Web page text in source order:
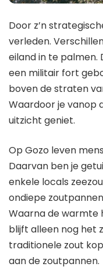
Door z’n
verleden.
eiland in te palmen.
een militair fort
boven de straten
Waardoor je vanop
uitzicht geniet.
Op Gozo leven
Daarvan ben je
enkele locals
ondiepe
Waarna de warmte
blijft alleen nog het
traditionele zout
aan de zoutpannen.